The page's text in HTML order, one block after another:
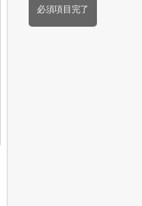
必須項目完了